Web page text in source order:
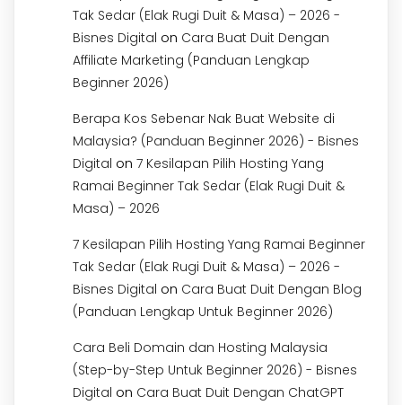
Tak Sedar (Elak Rugi Duit & Masa) – 2026 -
Bisnes Digital on Cara Buat Duit Dengan
Affiliate Marketing (Panduan Lengkap
Beginner 2026)
Berapa Kos Sebenar Nak Buat Website di
Malaysia? (Panduan Beginner 2026) - Bisnes
Digital on 7 Kesilapan Pilih Hosting Yang
Ramai Beginner Tak Sedar (Elak Rugi Duit &
Masa) – 2026
7 Kesilapan Pilih Hosting Yang Ramai Beginner
Tak Sedar (Elak Rugi Duit & Masa) – 2026 -
Bisnes Digital on Cara Buat Duit Dengan Blog
(Panduan Lengkap Untuk Beginner 2026)
Cara Beli Domain dan Hosting Malaysia
(Step-by-Step Untuk Beginner 2026) - Bisnes
Digital on Cara Buat Duit Dengan ChatGPT